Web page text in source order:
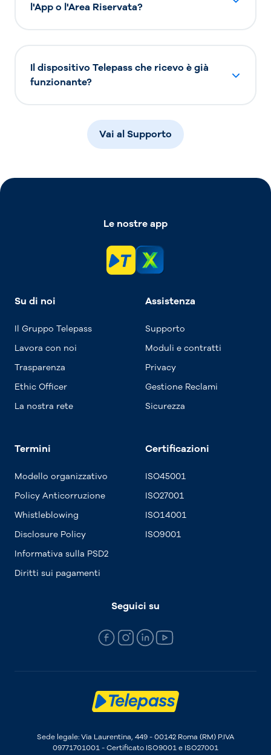
l'App o l'Area Riservata?
Il dispositivo Telepass che ricevo è già
funzionante?
Vai al Supporto
Le nostre app
Su di noi
Il Gruppo Telepass
Lavora con noi
Trasparenza
Ethic Officer
La nostra rete
Assistenza
Supporto
Moduli e contratti
Privacy
Gestione Reclami
Sicurezza
Termini
Modello organizzativo
Policy Anticorruzione
Whistleblowing
Disclosure Policy
Informativa sulla PSD2
Diritti sui pagamenti
Certificazioni
ISO45001
ISO27001
ISO14001
ISO9001
Seguici su
Sede legale: Via Laurentina, 449 - 00142 Roma (RM) P.IVA
09771701001 - Certificato ISO9001 e ISO27001